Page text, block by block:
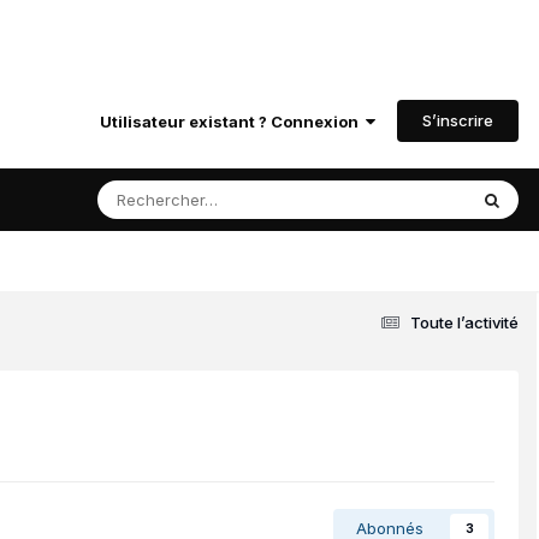
Utilisateur existant ? Connexion S’inscrire
Toute l’activité
Abonnés 3